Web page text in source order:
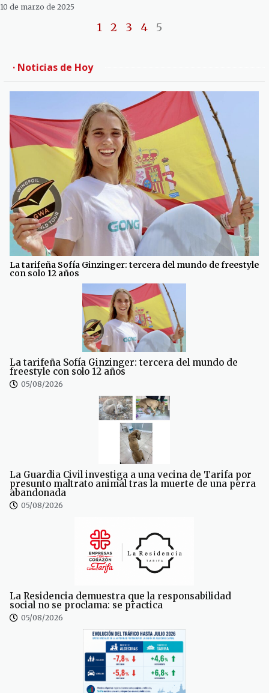
10 de marzo de 2025
1 2 3 4 5
· Noticias de Hoy
La tarifeña Sofía Ginzinger: tercera del mundo de freestyle
con solo 12 años
La tarifeña Sofía Ginzinger: tercera del mundo de
freestyle con solo 12 años
05/08/2026
La Guardia Civil investiga a una vecina de Tarifa por
presunto maltrato animal tras la muerte de una perra
abandonada
05/08/2026
La Residencia demuestra que la responsabilidad
social no se proclama: se practica
05/08/2026